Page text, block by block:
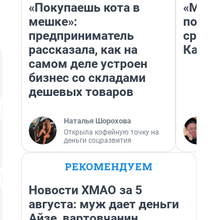
«Покупаешь кота в
мешке»:
предприниматель
рассказала, как на
самом деле устроен
бизнес со складами
дешевых товаров
Наталья Шорохова
Открыла кофейную точку на
деньги соцразвития
РЕКОМЕНДУЕМ
Новости ХМАО за 5
августа: муж дает деньги